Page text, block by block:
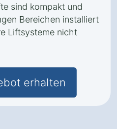
sind kompakt und
Bereichen installiert
Liftsysteme nicht
erhalten